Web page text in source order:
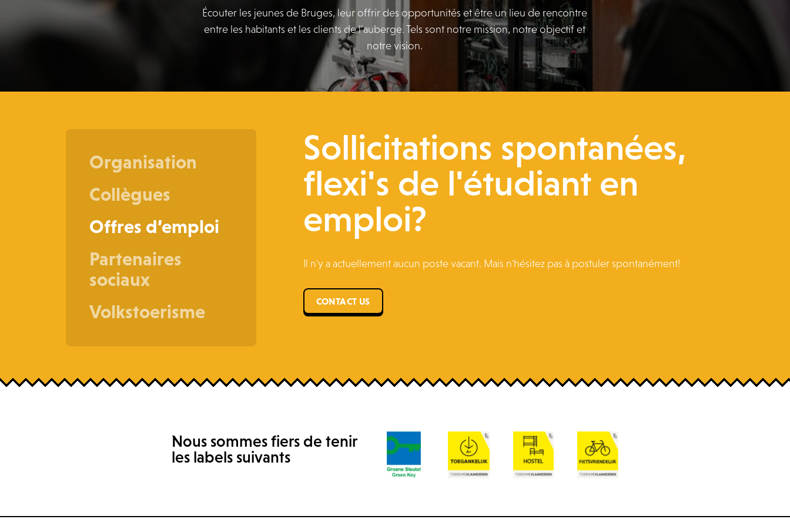
Écouter les jeunes de Bruges, leur offrir des opportunités et être un lieu de rencontre
entre les habitants et les clients de l’auberge. Tels sont notre mission, notre objectif et
notre vision.
Organisation
Collègues
Offres d’emploi
Partenaires
sociaux
Volkstoerisme
Sollicitations spontanées,
flexi's de l'étudiant en
emploi?
Il n'y a actuellement aucun poste vacant. Mais n'hésitez pas à postuler spontanément!
CONTACT US
Nous sommes fiers de tenir
les labels suivants